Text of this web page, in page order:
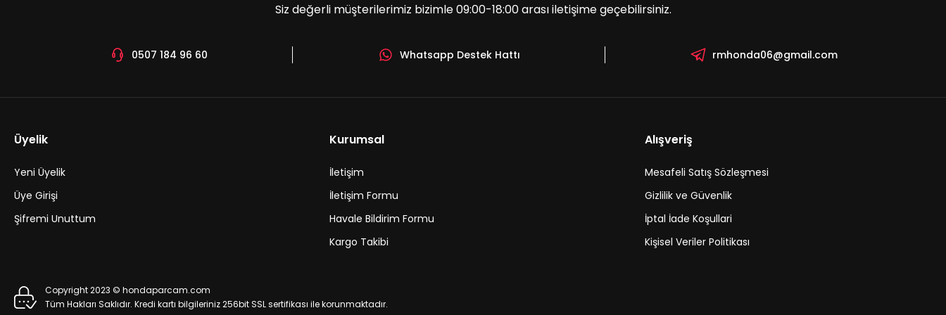
NPE Civic 2017-2022 Fc5 Bakım Set (Orjinal Yağ Filtre/İthal Hava Polen) Eneos 0w20
3.350,00 TL
Orjinal Honda Şanzıman Dış Filtresi Civic 2017-2021 Fc5
Sepete Ekle
Honda Civic 2021-2025 FE1 Npe Hava Filtresi Honda Civic 2017-2021 FC5 Hava Filtresi
Siz değerli müşterilerimiz bizimle 09:00-18:00 arası iletişime geçebilirsiniz.
0507 184 96 60 Whatsapp Destek Hattı rmhonda06@gmail.com
Üyelik
Yeni Üyelik
Üye Girişi
Şifremi Unuttum
Kurumsal
İletişim
İletişim Formu
Havale Bildirim Formu
Kargo Takibi
Alışveriş
Mesafeli Satış Sözleşmesi
Gizlilik ve Güvenlik
İptal İade Koşullari
Kişisel Veriler Politikası
Copyright 2023 © hondaparcam.com
Tüm Hakları Saklıdır. Kredi kartı bilgileriniz 256bit SSL sertifikası ile korunmaktadır.